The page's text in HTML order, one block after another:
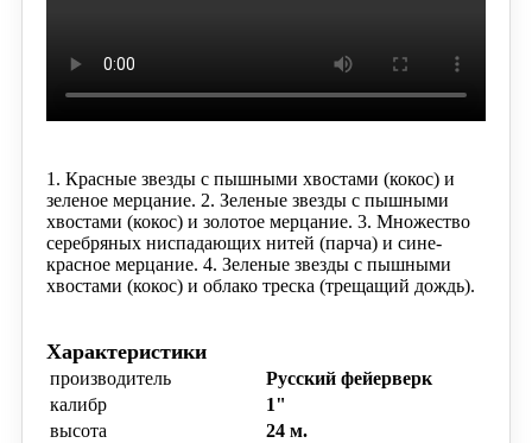
1. Красные звезды с пышными хвостами (кокос) и
зеленое мерцание. 2. Зеленые звезды с пышными
хвостами (кокос) и золотое мерцание. 3. Множество
серебряных ниспадающих нитей (парча) и сине-
красное мерцание. 4. Зеленые звезды с пышными
хвостами (кокос) и облако треска (трещащий дождь).
Характеристики
производитель
Русский фейерверк
калибр
1"
высота
24 м.